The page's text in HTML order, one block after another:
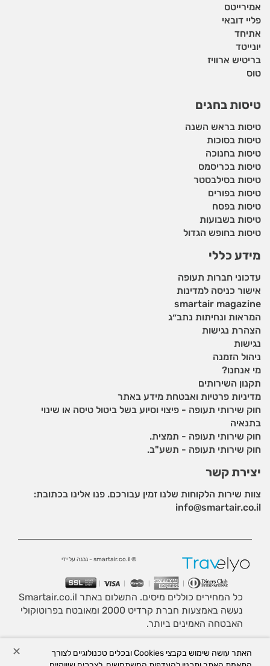
אמירייטס
פליי דובאי
אתיחד
יונייטד
בריטיש ארוויז
טוס
טיסות בחגים
טיסות בראש השנה
טיסות בסוכות
טיסות בחנוכה
טיסות בכריסמס
טיסות בסילבסטר
טיסות בפורים
טיסות בפסח
טיסות בשבועות
טיסות בחופש הגדול
מידע כללי
עדכוני חברות תעופה
אישור כניסה למדינות
smartair magazine
המראות ונחיתות נתב״ג
הצהרת נגישות
נגישות
ניהול הזמנה
מי אנחנו?
תקנון השירותים
מדיניות פרטיות ואבטחת מידע באתר
חוק שירותי תעופה - פיצוי וסיוע בשל ביטול טיסה או שינוי
בתנאיה
חוק שירותי תעופה - תמצית.
חוק שירותי תעופה - תשע"ב.
יצירת קשר
צוות שירות הלקוחות שלנו זמין עבורכם. פנו אלינו בכתובת:
info@smartair.co.il
© smartair.co.il - נבנה על ידי
כל המחירים כוללים מיסים. התשלום באתר Smartair.co.il
נעשה באמצעות חברת קרדיט 2000 ומאובטח בפרוטוקולי
האבטחה האמינים ביותר.
לידיעתך, באתר זה נעשה שימוש בקבצי Cookies. המשך
גלישה באתר מהווה הסכמה לשימוש זה. למידע נוסף ניתן
✕
האתר עושה שימוש בקבצי Cookies ובכלים טכנולוגיים לצורך